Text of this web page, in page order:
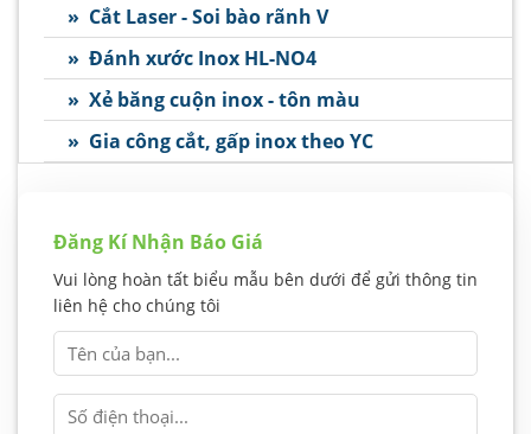
» Cắt Laser - Soi bào rãnh V
» Đánh xước Inox HL-NO4
» Xẻ băng cuộn inox - tôn màu
» Gia công cắt, gấp inox theo YC
Đăng Kí Nhận Báo Giá
Vui lòng hoàn tất biểu mẫu bên dưới để gửi thông tin
liên hệ cho chúng tôi